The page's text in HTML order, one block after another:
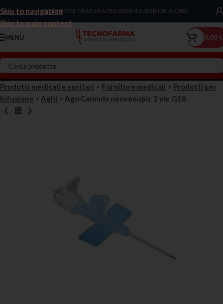
Skip to navigation
Skip to main content
Chiama Ora!SPEDIZIONE GRATUITA PER ORDINI SUPERIORI A 100€
MENU 0,00€
Prodotti medicali e sanitari > Forniture medicali > Prodotti per
Infusione > Aghi > Ago Cannula neovenopic 2 vie G18